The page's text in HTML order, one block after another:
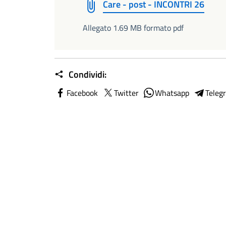
Care - post - INCONTRI 26
Allegato 1.69 MB formato pdf
Condividi:
Facebook Twitter Whatsapp